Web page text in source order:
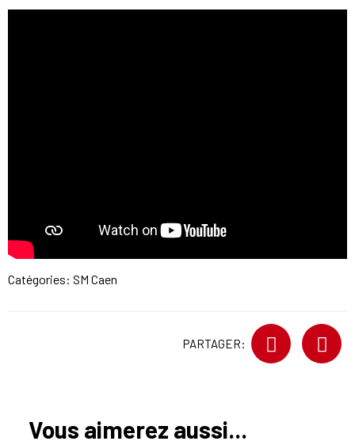
Catégories: SM Caen
PARTAGER:
Vous aimerez aussi...